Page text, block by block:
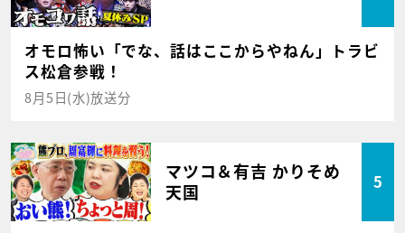
オモロ怖い「でな、話はここからやねん」トラビ
ス松倉参戦！
8月5日(水)放送分
マツコ＆有吉 かりそめ
天国
5